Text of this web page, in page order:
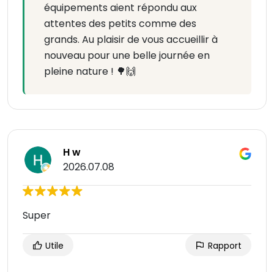
équipements aient répondu aux
attentes des petits comme des
grands. Au plaisir de vous accueillir à
nouveau pour une belle journée en
pleine nature ! 🌳🙌
H w
2026.07.08
Super
Utile Rapport